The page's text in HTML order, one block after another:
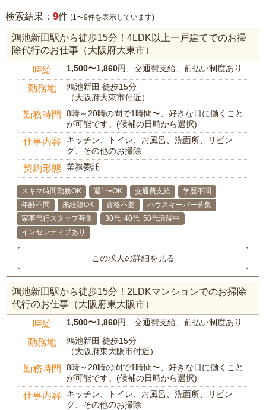
検索結果： 9件 (1〜9件を表示しています)
鴻池新田駅から徒歩15分！4LDK以上一戸建てでのお掃
除代行のお仕事（大阪府大東市）
時給 1,500〜1,860円 、交通費支給、前払い制度あり
勤務地
鴻池新田 徒歩15分
（大阪府大東市付近）
勤務時間
8時～20時の間で1時間〜、好きな日に働くこと
が可能です。(候補の日時から選択)
仕事内容
キッチン、トイレ、お風呂、洗面所、リビン
グ、その他のお掃除
契約形態 業務委託
スキマ時間勤務OK 週1〜OK 交通費支給
学歴不問
年齢不問
未経験OK 資格不要
ハウスキーパー募集
家事代行スタッフ募集
30代･40代･50代活躍中
インセンティブあり
この求人の詳細を見る
鴻池新田駅から徒歩15分！2LDKマンションでのお掃除
代行のお仕事（大阪府東大阪市）
時給 1,500〜1,860円 、交通費支給、前払い制度あり
勤務地
鴻池新田 徒歩15分
（大阪府東大阪市付近）
勤務時間
8時～20時の間で1時間〜、好きな日に働くこと
が可能です。(候補の日時から選択)
仕事内容
キッチン、トイレ、お風呂、洗面所、リビン
グ、その他のお掃除